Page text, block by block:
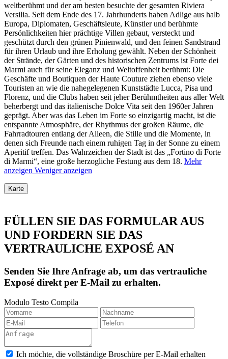
weltberühmt und der am besten besuchte der gesamten Riviera
Versilia. Seit dem Ende des 17. Jahrhunderts haben Adlige aus halb
Europa, Diplomaten, Geschäftsleute, Künstler und berühmte
Persönlichkeiten hier prächtige Villen gebaut, versteckt und
geschützt durch den grünen Pinienwald, und den feinen Sandstrand
für ihren Urlaub und ihre Erholung gewählt. Neben der Schönheit
der Strände, der Gärten und des historischen Zentrums ist Forte dei
Marmi auch für seine Eleganz und Weltoffenheit berühmt: Die
Geschäfte und Boutiquen der Haute Couture ziehen ebenso viele
Touristen an wie die nahegelegenen Kunststädte Lucca, Pisa und
Florenz, und die Clubs haben seit jeher Berühmtheiten aus aller Welt
beherbergt und das italienische Dolce Vita seit den 1960er Jahren
geprägt. Aber was das Leben im Forte so einzigartig macht, ist die
entspannte Atmosphäre, der Rhythmus der großen Räume, die
Fahrradtouren entlang der Alleen, die Stille und die Momente, in
denen sich Freunde nach einem ruhigen Tag in der Sonne zu einem
Aperitif treffen. Das Wahrzeichen der Stadt ist das „Fortino di Forte
di Marmi“, eine große herzogliche Festung aus dem 18. Mehr
anzeigen Weniger anzeigen
Karte
FÜLLEN SIE DAS FORMULAR AUS
UND FORDERN SIE DAS
VERTRAULICHE EXPOSÉ AN
Senden Sie Ihre Anfrage ab, um das vertrauliche
Exposé direkt per E-Mail zu erhalten.
Modulo Testo Compila
Ich möchte, die vollständige Broschüre per E-Mail erhalten